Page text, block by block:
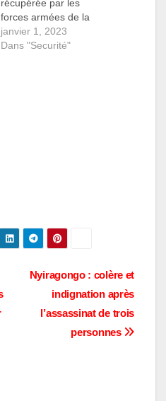
récupérée par les
forces armées de la
RDC l'après-midi de ce
dimanche 1er Janvier
janvier 1, 2023
Dans "Securité"
Nyiragongo : colère et
indignation après
l’assassinat de trois
personnes